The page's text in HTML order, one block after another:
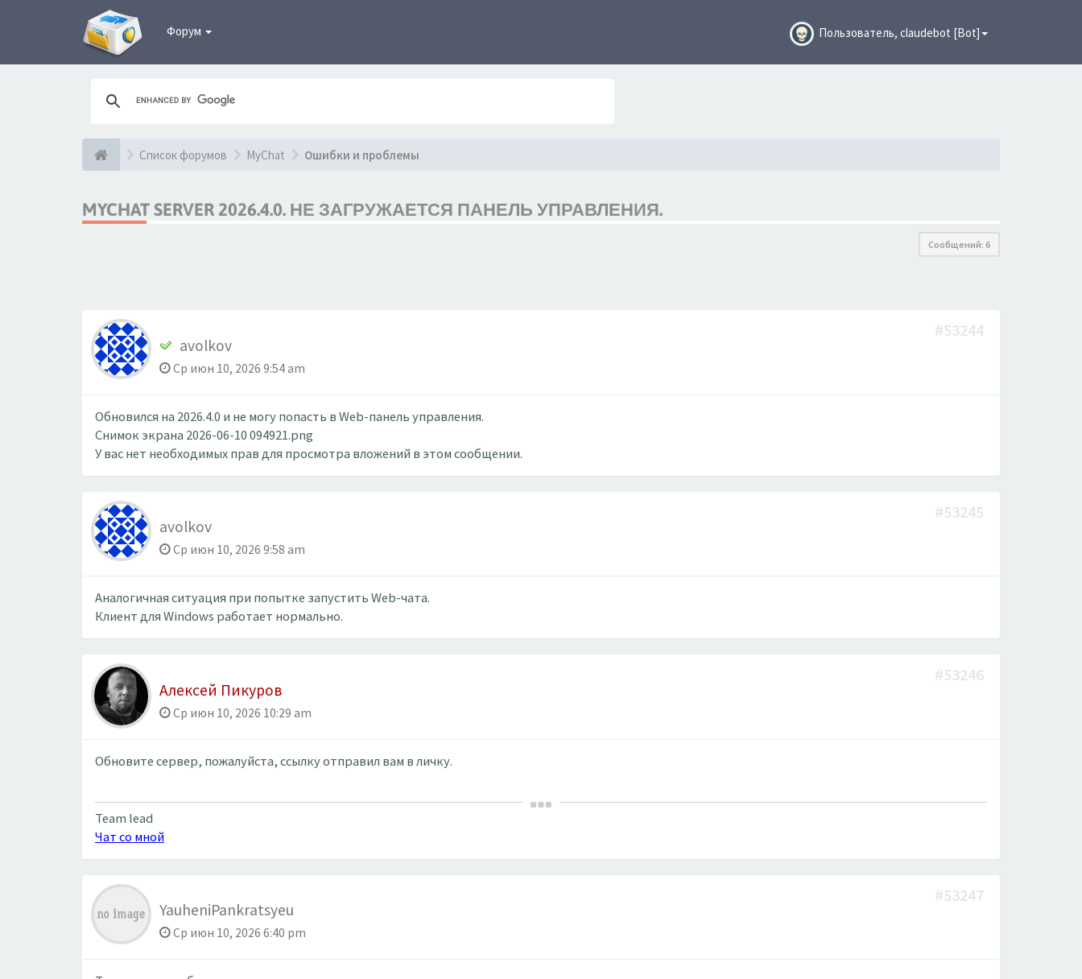
Форум Пользователь, claudebot [Bot]
Список форумов MyChat Ошибки и проблемы
MYCHAT SERVER 2026.4.0. НЕ ЗАГРУЖАЕТСЯ ПАНЕЛЬ УПРАВЛЕНИЯ.
Сообщений: 6
avolkov
Ср июн 10, 2026 9:54 am
#53244
Обновился на 2026.4.0 и не могу попасть в Web-панель управления.
Снимок экрана 2026-06-10 094921.png
У вас нет необходимых прав для просмотра вложений в этом сообщении.
avolkov
Ср июн 10, 2026 9:58 am
#53245
Аналогичная ситуация при попытке запустить Web-чата.
Клиент для Windows работает нормально.
Алексей Пикуров
Ср июн 10, 2026 10:29 am
#53246
Обновите сервер, пожалуйста, ссылку отправил вам в личку.
Team lead
Чат со мной
YauheniPankratsyeu
Ср июн 10, 2026 6:40 pm
#53247